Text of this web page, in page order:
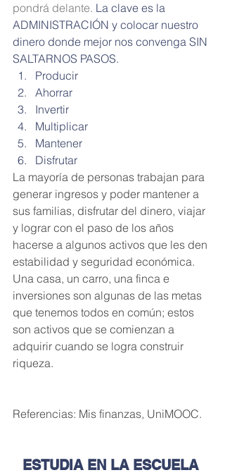
pondrá delante. La clave es la
ADMINISTRACIÓN y colocar nuestro
dinero donde mejor nos convenga SIN
SALTARNOS PASOS.
Producir
Ahorrar
Invertir
Multiplicar
Mantener
Disfrutar
La mayoría de personas trabajan para
generar ingresos y poder mantener a
sus familias, disfrutar del dinero, viajar
y lograr con el paso de los años
hacerse a algunos activos que les den
estabilidad y seguridad económica.
Una casa, un carro, una finca e
inversiones son algunas de las metas
que tenemos todos en común; estos
son activos que se comienzan a
adquirir cuando se logra construir
riqueza.
Referencias: Mis finanzas, UniMOOC.
ESTUDIA EN LA ESCUELA